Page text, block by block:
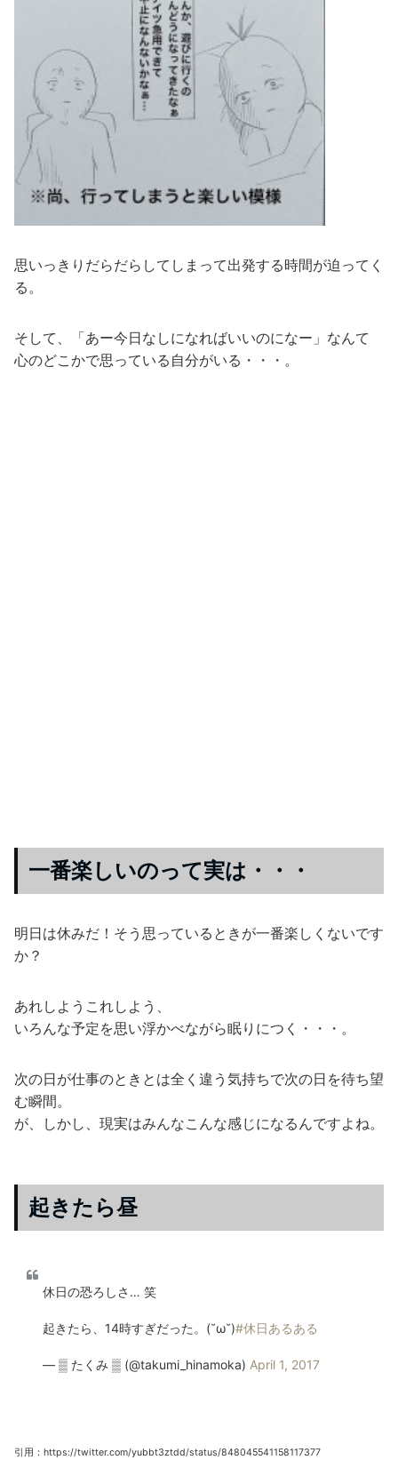
思いっきりだらだらしてしまって出発する時間が迫ってく
る。
そして、「あー今日なしになればいいのになー」なんて
心のどこかで思っている自分がいる・・・。
一番楽しいのって実は・・・
明日は休みだ！そう思っているときが一番楽しくないです
か？
あれしようこれしよう、
いろんな予定を思い浮かべながら眠りにつく・・・。
次の日が仕事のときとは全く違う気持ちで次の日を待ち望
む瞬間。
が、しかし、現実はみんなこんな感じになるんですよね。
起きたら昼
休日の恐ろしさ… 笑
起きたら、14時すぎだった。(˘ω˘)#休日あるある
— ▒ たくみ ▒ (@takumi_hinamoka) April 1, 2017
引用：https://twitter.com/yubbt3ztdd/status/848045541158117377